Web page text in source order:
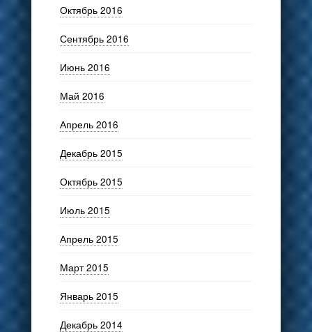
Октябрь 2016
Сентябрь 2016
Июнь 2016
Май 2016
Апрель 2016
Декабрь 2015
Октябрь 2015
Июль 2015
Апрель 2015
Март 2015
Январь 2015
Декабрь 2014